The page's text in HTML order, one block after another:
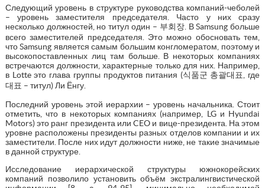
Следующий уровень в структуре руководства компаний-чеболей
– уровень заместителя председателя. Часто у них сразу
несколько должностей, но титул один – 부회장. В Samsung больше
всего заместителей председателя. Это можно обосновать тем,
что Samsung является самым большим конгломератом, поэтому и
высокопоставленных лиц там больше. В некоторых компаниях
встречаются должности, характерные только для них. Например,
в Lotte это глава группы продуктов питания (식품군 총괄대표, где
대표 – титул) Ли Ёнгу.
Последний уровень этой иерархии – уровень начальника. Стоит
отметить, что в некоторых компаниях (например, LG и Hyundai
Motors) это ранг президента или CEO и вице-президента. На этом
уровне расположены президенты разных отделов компании и их
заместители. После них идут должности ниже, не такие значимые
в данной структуре.
Исследование иерархической структуры южнокорейских
компаний позволило установить объём экстралингвистической